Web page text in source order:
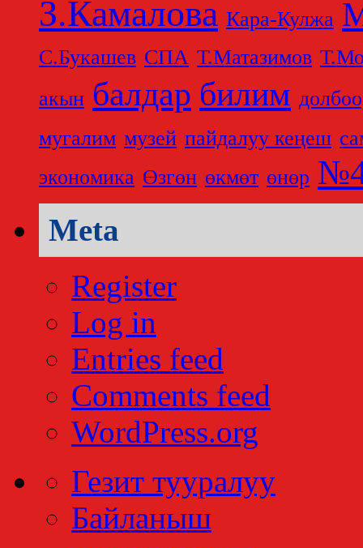
З.Камалова Кара-Кулжа
С.Букашев СПА Т.Матазимов
акын балдар билим
мугалим музей пайдалуу кеңеш
экономика Өзгөн өкмөт өнөр
Meta
Register
Log in
Entries feed
Comments feed
WordPress.org
Гезит тууралуу
Байланыш